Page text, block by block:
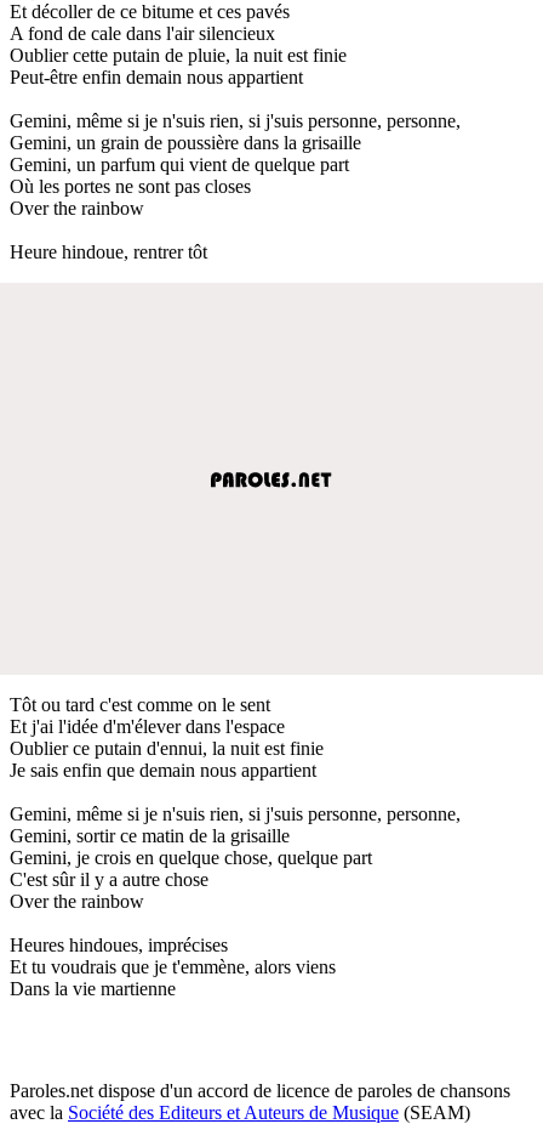
Et décoller de ce bitume et ces pavés
A fond de cale dans l'air silencieux
Oublier cette putain de pluie, la nuit est finie
Peut-être enfin demain nous appartient
Gemini, même si je n'suis rien, si j'suis personne, personne,
Gemini, un grain de poussière dans la grisaille
Gemini, un parfum qui vient de quelque part
Où les portes ne sont pas closes
Over the rainbow
Heure hindoue, rentrer tôt
Tôt ou tard c'est comme on le sent
Et j'ai l'idée d'm'élever dans l'espace
Oublier ce putain d'ennui, la nuit est finie
Je sais enfin que demain nous appartient
Gemini, même si je n'suis rien, si j'suis personne, personne,
Gemini, sortir ce matin de la grisaille
Gemini, je crois en quelque chose, quelque part
C'est sûr il y a autre chose
Over the rainbow
Heures hindoues, imprécises
Et tu voudrais que je t'emmène, alors viens
Dans la vie martienne
Paroles.net dispose d'un accord de licence de paroles de chansons
avec la Société des Editeurs et Auteurs de Musique (SEAM)